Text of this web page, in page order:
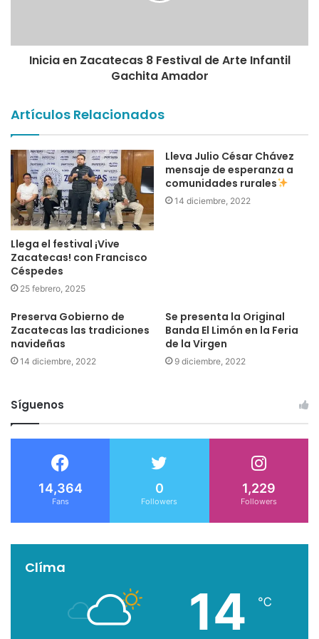
Inicia en Zacatecas 8 Festival de Arte Infantil
Gachita Amador
Artículos Relacionados
Llega el festival ¡Vive
Zacatecas! con Francisco
Céspedes
25 febrero, 2025
Lleva Julio César Chávez
mensaje de esperanza a
comunidades rurales
14 diciembre, 2022
Preserva Gobierno de
Zacatecas las tradiciones
navideñas
14 diciembre, 2022
Se presenta la Original
Banda El Limón en la Feria
de la Virgen
9 diciembre, 2022
Síguenos
14,364
Fans
0
Followers
1,229
Followers
Clíma
14 ℃